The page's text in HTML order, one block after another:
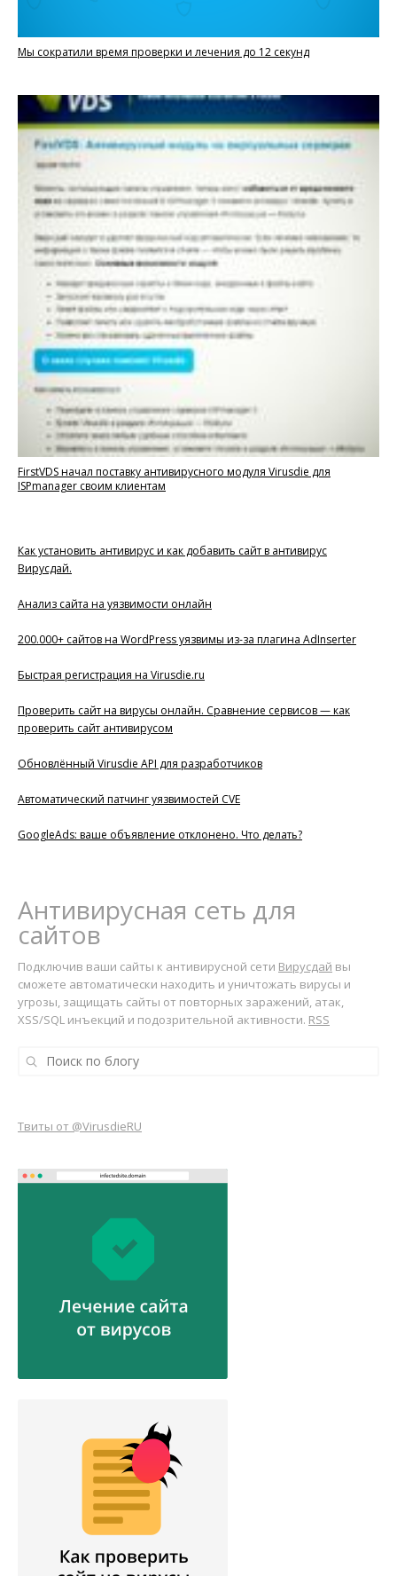
Мы сократили время проверки и лечения до 12 секунд
FirstVDS начал поставку антивирусного модуля Virusdie для
ISPmanager своим клиентам
Как установить антивирус и как добавить сайт в антивирус
Вирусдай.
Анализ сайта на уязвимости онлайн
200.000+ сайтов на WordPress уязвимы из-за плагина AdInserter
Быстрая регистрация на Virusdie.ru
Проверить сайт на вирусы онлайн. Сравнение сервисов — как
проверить сайт антивирусом
Обновлённый Virusdie API для разработчиков
Автоматический патчинг уязвимостей CVE
GoogleAds: ваше объявление отклонено. Что делать?
Антивирусная сеть для
сайтов
Подключив ваши сайты к антивирусной сети Вирусдай вы
сможете автоматически находить и уничтожать вирусы и
угрозы, защищать сайты от повторных заражений, атак,
XSS/SQL инъекций и подозрительной активности. RSS
Твиты от @VirusdieRU